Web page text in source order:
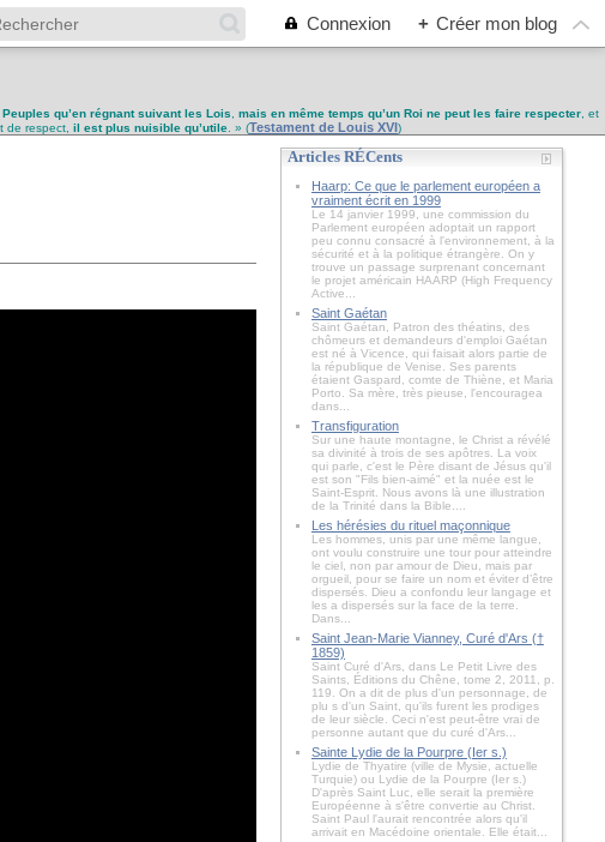
Connexion + Créer mon blog
qu’en régnant suivant les Lois mais en même temps qu’un Roi ne peut les faire respecter, et
de respect, il est plus nuisible qu’utile . » (Testament de Louis XVI)
Articles RÉCents
Haarp: Ce que le parlement européen a
vraiment écrit en 1999
Le 14 janvier 1999, une commission du
Parlement européen adoptait un rapport
peu connu consacré à l'environnement, à la
sécurité et à la politique étrangère. On y
trouve un passage surprenant concernant
le projet américain HAARP (High Frequency
Active...
Saint Gaétan
Saint Gaétan, Patron des théatins, des
chômeurs et demandeurs d'emploi Gaétan
est né à Vicence, qui faisait alors partie de
la république de Venise. Ses parents
étaient Gaspard, comte de Thiène, et Maria
Porto. Sa mère, très pieuse, l'encouragea
dans...
Transfiguration
Sur une haute montagne, le Christ a révélé
sa divinité à trois de ses apôtres. La voix
qui parle, c'est le Père disant de Jésus qu'il
est son "Fils bien-aimé" et la nuée est le
Saint-Esprit. Nous avons là une illustration
de la Trinité dans la Bible....
Les hérésies du rituel maçonnique
Les hommes, unis par une même langue,
ont voulu construire une tour pour atteindre
le ciel, non par amour de Dieu, mais par
orgueil, pour se faire un nom et éviter d’être
dispersés. Dieu a confondu leur langage et
les a dispersés sur la face de la terre.
Dans...
Saint Jean-Marie Vianney, Curé d'Ars (†
1859)
Saint Curé d'Ars, dans Le Petit Livre des
Saints, Éditions du Chêne, tome 2, 2011, p.
119. On a dit de plus d'un personnage, de
plu s d'un Saint, qu'ils furent les prodiges
de leur siècle. Ceci n'est peut-être vrai de
personne autant que du curé d'Ars...
Sainte Lydie de la Pourpre (Ier s.)
Lydie de Thyatire (ville de Mysie, actuelle
Turquie) ou Lydie de la Pourpre (Ier s.)
D'après Saint Luc, elle serait la première
Européenne à s'être convertie au Christ.
Saint Paul l'aurait rencontrée alors qu'il
arrivait en Macédoine orientale. Elle était...